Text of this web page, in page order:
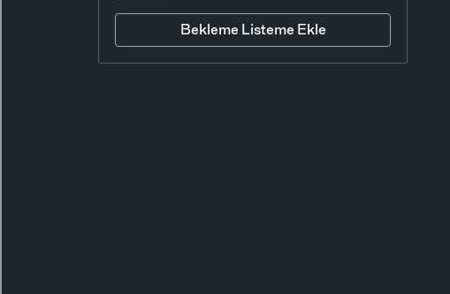
Bekleme Listeme Ekle